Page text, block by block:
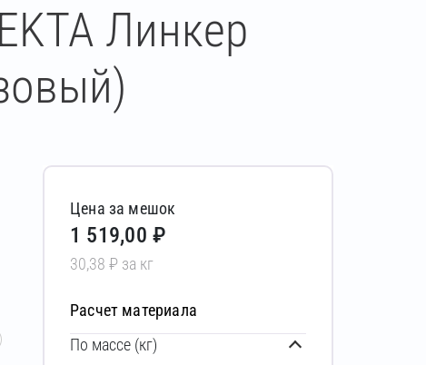
Линкер
Цена за мешок
1 519,00 ₽
30,38 ₽ за кг
Расчет материала
По массе (кг)